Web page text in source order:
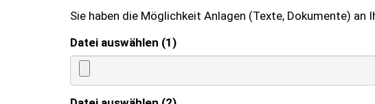
Sie haben die Möglichkeit Anlagen (Texte, Dokumente) an
Datei auswählen (1)